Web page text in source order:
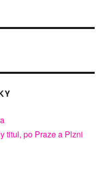
titul, po Praze a Plzni